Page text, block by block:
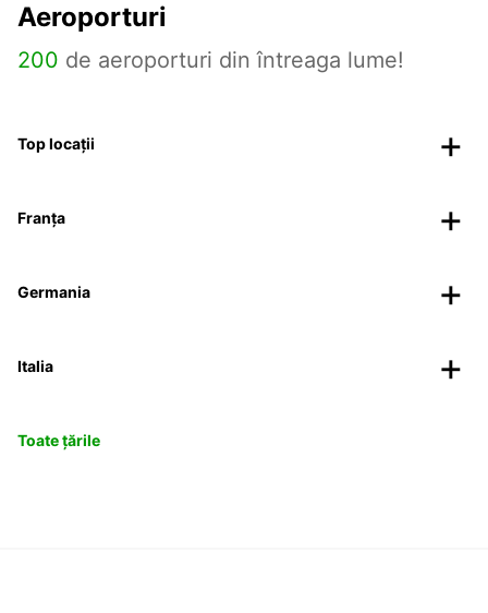
Aeroporturi
200 de aeroporturi din întreaga lume!
Top locații
Franța
Germania
Italia
Toate țările